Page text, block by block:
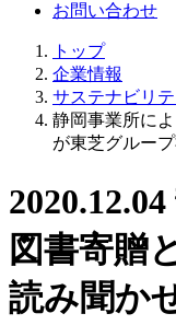
お問い合わせ
トップ
企業情報
サステナビリテ
静岡事業所に
が東芝グルー
2020.12.04
図書寄贈
読み聞か